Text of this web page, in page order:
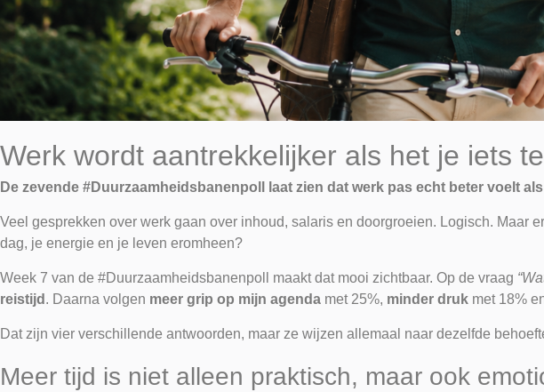
Werk wordt aantrekkelijker als het je iets
De zevende #Duurzaamheidsbanenpoll laat zien dat werk pas echt beter voelt
Veel gesprekken over werk gaan over inhoud, salaris en doorgroeien. Logisch. Maar
dag, je energie en je leven eromheen?
Week 7 van de #Duurzaamheidsbanenpoll maakt dat mooi zichtbaar. Op de vraag
reistijd . Daarna volgen meer grip op mijn agenda met 25%, minder druk met 18%
Dat zijn vier verschillende antwoorden, maar ze wijzen allemaal naar dezelfde
Meer tijd is niet alleen praktisch, maar ook